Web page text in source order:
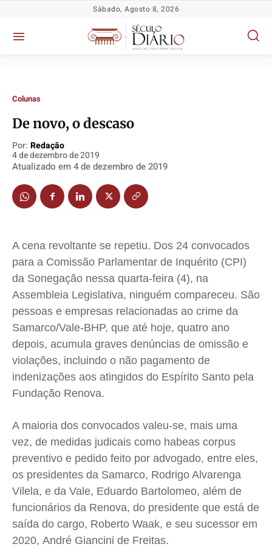
Política
Socioeconômicas
TV Século
Justiça
Segurança
Meio Ambiente
Saúde
Cidades
Direitos
Economia
Cultura
Colunas
Caetano Roque
Jr Mignone (in memorian)
Wanda Sily
Publicidade Legal
Anuncie
Quem Somos
Política
Socioeconômicas
TV Século
Justiça
Segurança
Meio Ambiente
Saúde
Cidades
Direitos
Economia
Cultura
Colunas
Caetano Roque
Jr Mignone (in memorian)
Wanda Sily
Publicidade Legal
Anuncie
Quem Somos
Política
Socioeconômicas
TV Século
Justiça
Segurança
Meio Ambiente
Saúde
Cidades
Direitos
Economia
Cultura
Colunas
Caetano Roque
Jr Mignone (in memorian)
Wanda Sily
Publicidade Legal
Anuncie
Quem Somos
Política
Socioeconômicas
TV Século
Justiça
Segurança
Meio Ambiente
Saúde
Cidades
Direitos
Economia
Cultura
Colunas
Caetano Roque
Jr Mignone (in memorian)
Wanda Sily
Publicidade Legal
Anuncie
Quem Somos
Sábado, Agosto 8, 2026
Colunas
De novo, o descaso
Por: Redação
4 de dezembro de 2019
Atualizado em 4 de dezembro de 2019
A cena revoltante se repetiu. Dos 24 convocados
para a Comissão Parlamentar de Inquérito (CPI)
da Sonegação nessa quarta-feira (4), na
Assembleia Legislativa, ninguém compareceu. São
pessoas e empresas relacionadas ao crime da
Samarco/Vale-BHP, que até hoje, quatro ano
depois, acumula graves denúncias de omissão e
violações, incluindo o não pagamento de
indenizações aos atingidos do Espírito Santo pela
Fundação Renova.
A maioria dos convocados valeu-se, mais uma
vez, de medidas judicais como habeas corpus
preventivo e pedido feito por advogado, entre eles,
os presidentes da Samarco, Rodrigo Alvarenga
Vilela, e da Vale, Eduardo Bartolomeo, além de
funcionários da Renova, do presidente que está de
saída do cargo, Roberto Waak, e seu sucessor em
2020, André Giancini de Freitas.